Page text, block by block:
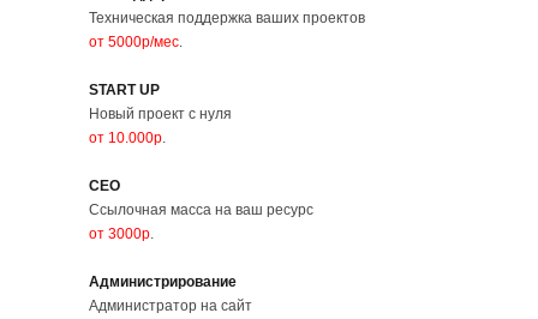
Техническая поддержка ваших проектов
от 5000р/мес.
START UP
Новый проект с нуля
от 10.000р.
СЕО
Ссылочная масса на ваш ресурс
от 3000р.
Администрирование
Администратор на сайт